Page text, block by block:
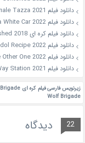
دانلود فیلم Female Tazza 2021
دانلود فیلم Woman in a White Car 2022
دانلود فیلم کره ای Unfinished 2018
دانلود فیلم Idol Recipe 2022
دانلود فیلم The Witch: Part 2. The Other One 2022
دانلود فیلم A Way Station 2021
زیرنویس فارسی فیلم کره ای Illang The Wolf Brigade
Wolf Brigade
22 دیدگاه